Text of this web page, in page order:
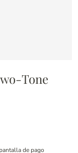
Tone
de pago